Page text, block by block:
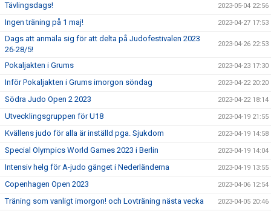
Tävlingsdags! 2023-05-04 22:56
Ingen träning på 1 maj! 2023-04-27 17:53
Dags att anmäla sig för att delta på Judofestivalen 2023
26-28/5!
2023-04-26 22:53
Pokaljakten i Grums 2023-04-23 17:30
Inför Pokaljakten i Grums imorgon söndag 2023-04-22 20:20
Södra Judo Open 2 2023 2023-04-22 18:14
Utvecklingsgruppen för U18 2023-04-19 21:55
Kvällens judo för alla är inställd pga. Sjukdom 2023-04-19 14:58
Special Olympics World Games 2023 i Berlin 2023-04-19 14:04
Intensiv helg för A-judo gänget i Nederländerna 2023-04-19 13:55
Copenhagen Open 2023 2023-04-06 12:54
Träning som vanligt imorgon! och Lovträning nästa vecka 2023-04-05 20:46